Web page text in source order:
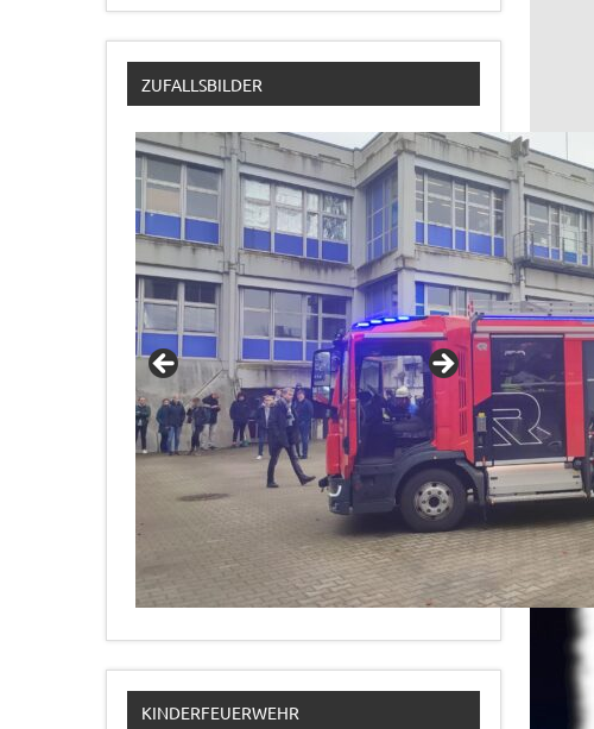
ZUFALLSBILDER
KINDERFEUERWEHR